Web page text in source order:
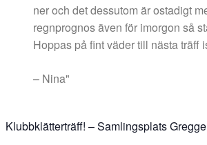
ner och det dessutom är ostadigt
regnprognos även för imorgon så
Hoppas på fint väder till nästa träff
– Nina
Klubbklätterträff! – Samlingsplats